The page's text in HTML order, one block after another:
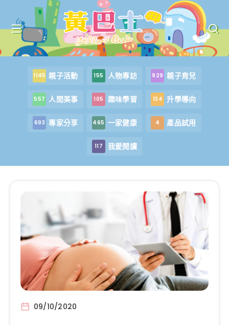
1145 親子活動 155 人物專訪 929 親子育兒
557 人間美事 105 趣味學習 134 升學導向
693 專家分享 465 一家健康 4 產品試用
117 我愛閱讀
09/10/2020